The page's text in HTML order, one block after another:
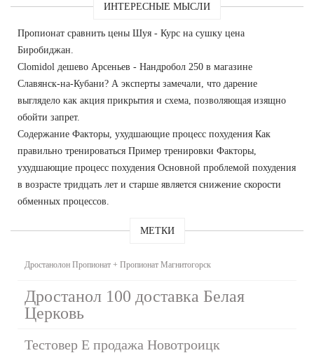
ИНТЕРЕСНЫЕ МЫСЛИ
Пропионат сравнить цены Шуя - Курс на сушку цена
Биробиджан.
Clomidol дешево Арсеньев - Нандробол 250 в магазине
Славянск-на-Кубани? А эксперты замечали, что дарение
выглядело как акция прикрытия и схема, позволяющая изящно
обойти запрет.
Содержание Факторы, ухудшающие процесс похудения Как
правильно тренироваться Пример тренировки Факторы,
ухудшающие процесс похудения Основной проблемой похудения
в возрасте тридцать лет и старше является снижение скорости
обменных процессов.
МЕТКИ
Дростанолон Пропионат + Пропионат Магнитогорск
Дростанол 100 доставка Белая
Церковь
Тестовер Е продажа Новотроицк